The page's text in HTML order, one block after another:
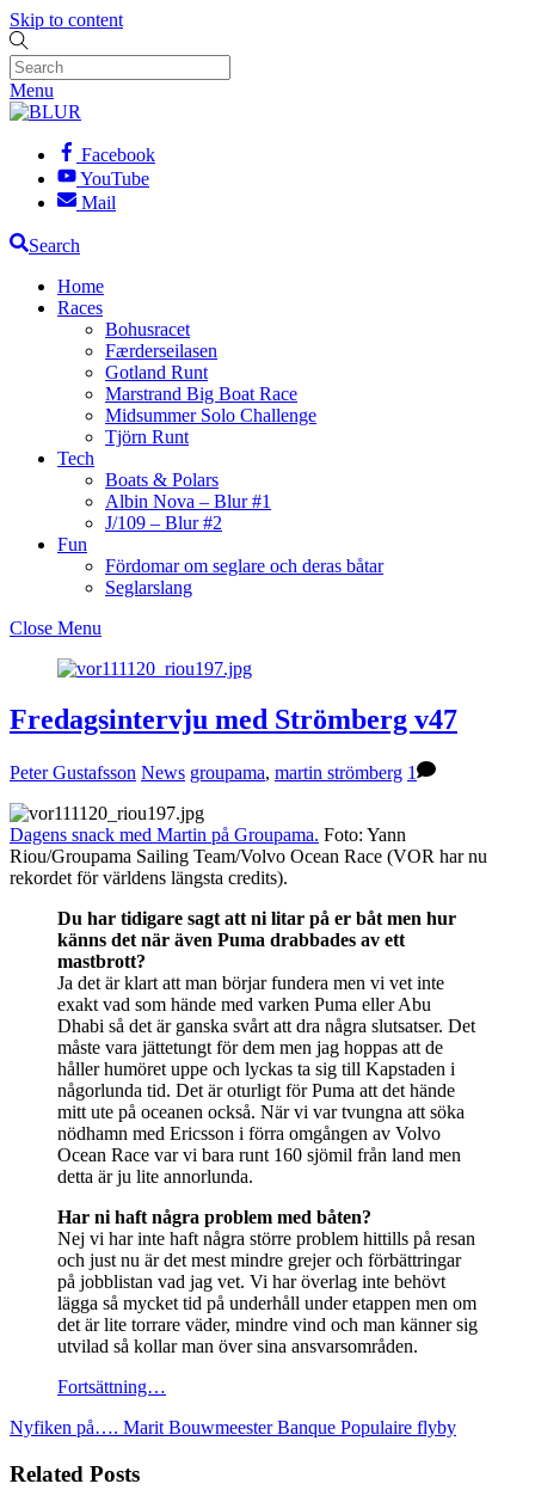
Skip to content
Menu
Facebook
YouTube
Mail
Search
Home
Races
Bohusracet
Færderseilasen
Gotland Runt
Marstrand Big Boat Race
Midsummer Solo Challenge
Tjörn Runt
Tech
Boats & Polars
Albin Nova – Blur #1
J/109 – Blur #2
Fun
Fördomar om seglare och deras båtar
Seglarslang
Close Menu
Fredagsintervju med Strömberg v47
Peter Gustafsson News groupama, martin strömberg 1
Dagens snack med Martin på Groupama. Foto: Yann
Riou/Groupama Sailing Team/Volvo Ocean Race (VOR har nu
rekordet för världens längsta credits).
Du har tidigare sagt att ni litar på er båt men hur
känns det när även Puma drabbades av ett
mastbrott?
Ja det är klart att man börjar fundera men vi vet inte
exakt vad som hände med varken Puma eller Abu
Dhabi så det är ganska svårt att dra några slutsatser. Det
måste vara jättetungt för dem men jag hoppas att de
håller humöret uppe och lyckas ta sig till Kapstaden i
någorlunda tid. Det är oturligt för Puma att det hände
mitt ute på oceanen också. När vi var tvungna att söka
nödhamn med Ericsson i förra omgången av Volvo
Ocean Race var vi bara runt 160 sjömil från land men
detta är ju lite annorlunda.
Har ni haft några problem med båten?
Nej vi har inte haft några större problem hittills på resan
och just nu är det mest mindre grejer och förbättringar
på jobblistan vad jag vet. Vi har överlag inte behövt
lägga så mycket tid på underhåll under etappen men om
det är lite torrare väder, mindre vind och man känner sig
utvilad så kollar man över sina ansvarsområden.
Fortsättning…
Nyfiken på…. Marit BouwmeesterBanque Populaire flyby
Related Posts